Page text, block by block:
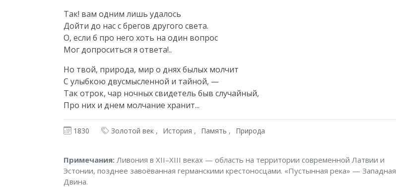
Так! вам одним лишь удалось
Дойти до нас с брегов другого света.
О, если б про него хоть на один вопрос
Мог допроситься я ответа!..
Но твой, природа, мир о днях былых молчит
С улыбкою двусмысленной и тайной, —
Так отрок, чар ночных свидетель быв случайный,
Про них и днем молчание хранит...
1830 Золотой век История Память Природа
Примечания
Примечания: Ливония в XII–XIII веках — область на территории современной Латвии и
Эстонии, позднее завоёванная германскими крестоносцами. «Пустынная река» — Западная
Двина.